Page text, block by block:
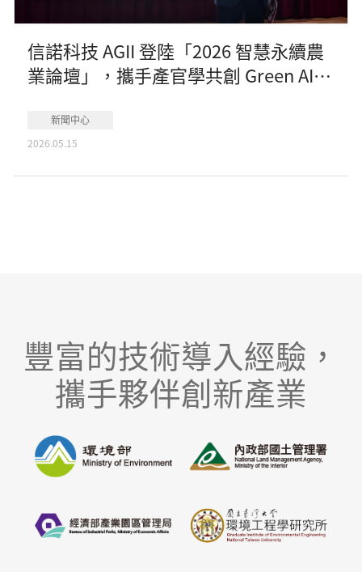
信諾科技 AGII 登陸「2026 智慧永續農
業論壇」，攜手產官學共創 Green AI
新聞中心
2026.05.15
豐富的技術導入經驗，
攜手夥伴創新產業